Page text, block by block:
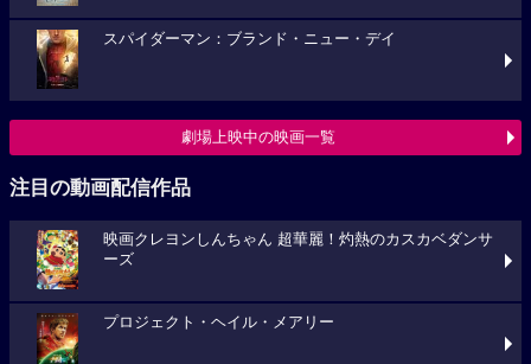
スパイダーマン：ブランド・ニュー・デイ
劇場上映中の映画一覧
注目の動画配信作品
映画クレヨンしんちゃん 超華麗！灼熱のカスカベダンサ
ーズ
プロジェクト・ヘイル・メアリー